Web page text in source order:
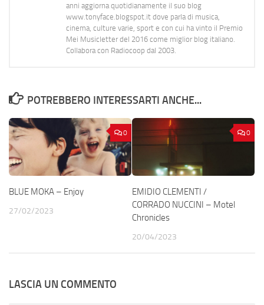
anni aggiorna quotidianamente il suo blog
www.tonyface.blogspot.it dove parla di musica,
cinema, culture varie, sport e con cui ha vinto il Premio
Mei Musicletter del 2016 come miglior blog italiano.
Collabora con Radiocoop dal 2003.
POTREBBERO INTERESSARTI ANCHE...
0
BLUE MOKA – Enjoy
27/02/2023
0
EMIDIO CLEMENTI /
CORRADO NUCCINI – Motel
Chronicles
20/04/2023
LASCIA UN COMMENTO